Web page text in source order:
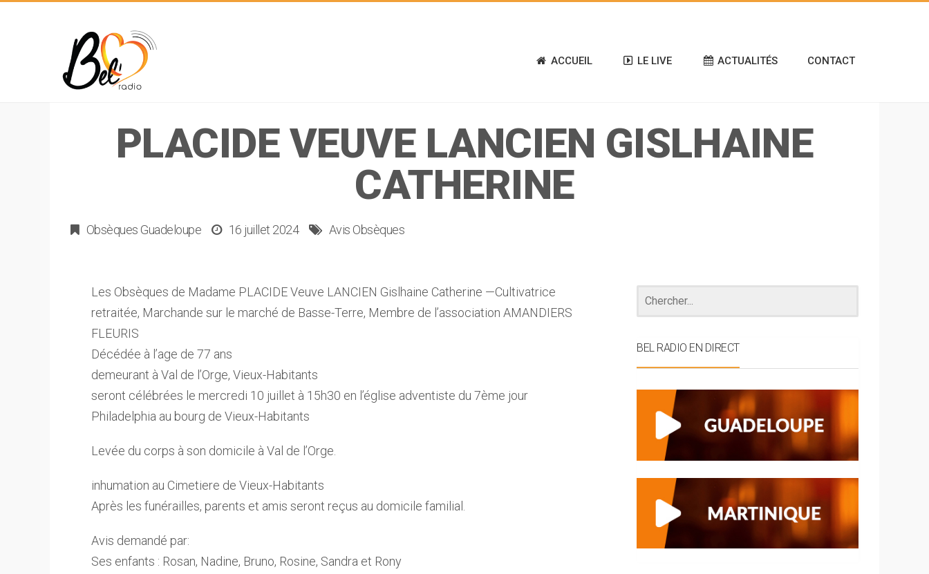
ACCUEIL LE LIVE ACTUALITÉS CONTACT
PLACIDE VEUVE LANCIEN GISLHAINE
CATHERINE
Obsèques Guadeloupe 16 juillet 2024 Avis Obsèques
Les Obsèques de Madame PLACIDE Veuve LANCIEN Gislhaine Catherine —Cultivatrice
retraitée, Marchande sur le marché de Basse-Terre, Membre de l’association AMANDIERS
FLEURIS
Décédée à l’age de 77 ans
demeurant à Val de l’Orge, Vieux-Habitants
seront célébrées le mercredi 10 juillet à 15h30 en l’église adventiste du 7ème jour
Philadelphia au bourg de Vieux-Habitants
Levée du corps à son domicile à Val de l’Orge.
inhumation au Cimetiere de Vieux-Habitants
Après les funérailles, parents et amis seront reçus au domicile familial.
Avis demandé par:
Ses enfants : Rosan, Nadine, Bruno, Rosine, Sandra et Rony
BEL RADIO EN DIRECT